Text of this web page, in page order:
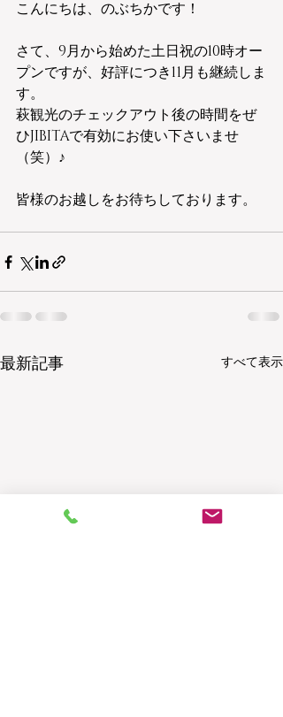
こんにちは、のぶちかです！
さて、9月から始めた土日祝の10時オー
プンですが、好評につき11月も継続しま
す。
萩観光のチェックアウト後の時間をぜ
ひJIBITAで有効にお使い下さいませ
（笑）♪
皆様のお越しをお待ちしております。
最新記事 すべて表示